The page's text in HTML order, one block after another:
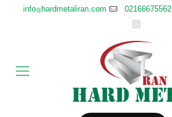
02166675562
info@hardmetaliran.com